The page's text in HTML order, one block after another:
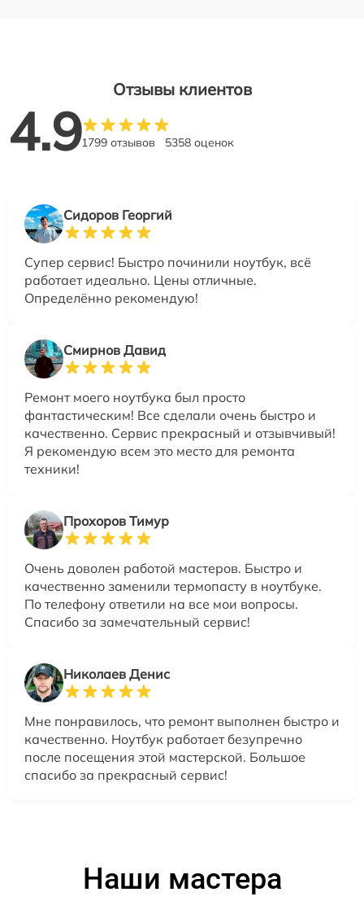
Отзывы клиентов
4.91799 отзывов 5358 оценок
Сидоров Георгий
Супер сервис! Быстро починили ноутбук, всё
работает идеально. Цены отличные.
Определённо рекомендую!
Смирнов Давид
Ремонт моего ноутбука был просто
фантастическим! Все сделали очень быстро и
качественно. Сервис прекрасный и отзывчивый!
Я рекомендую всем это место для ремонта
техники!
Прохоров Тимур
Очень доволен работой мастеров. Быстро и
качественно заменили термопасту в ноутбуке.
По телефону ответили на все мои вопросы.
Спасибо за замечательный сервис!
Николаев Денис
Мне понравилось, что ремонт выполнен быстро и
качественно. Ноутбук работает безупречно
после посещения этой мастерской. Большое
спасибо за прекрасный сервис!
Наши мастера